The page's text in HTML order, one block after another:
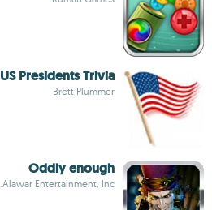
US Presidents Trivia
Brett Plummer
Oddly enough
Alawar Entertainment, Inc.